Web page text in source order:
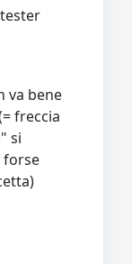
va bene
freccia
si
forse